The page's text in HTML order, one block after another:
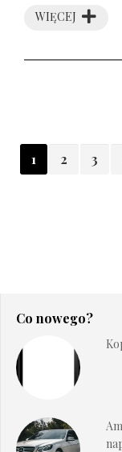
WIĘCEJ
1 2 3
Co nowego?